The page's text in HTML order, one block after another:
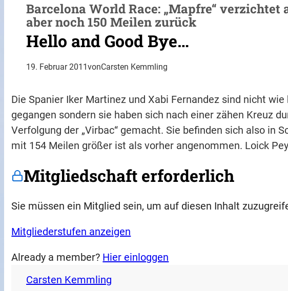
Barcelona World Race: „Mapfre“ verzichtet
aber noch 150 Meilen zurück
Hello and Good Bye…
19. Februar 2011vonCarsten Kemmling
Die Spanier Iker Martinez und Xabi Fernandez sind nicht
gegangen sondern sie haben sich nach einer zähen Kreuz
Verfolgung der „Virbac“ gemacht. Sie befinden sich also in
mit 154 Meilen größer ist als vorher angenommen. Loick
Mitgliedschaft erforderlich
Sie müssen ein Mitglied sein, um auf diesen Inhalt
Mitgliederstufen anzeigen
Already a member? Hier einloggen
Carsten Kemmling